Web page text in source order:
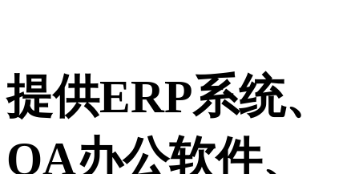
提供ERP系统、
OA办公软件、